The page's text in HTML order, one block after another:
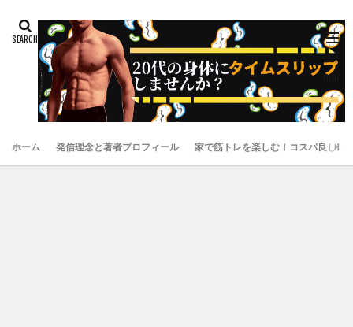
ホーム 発信理念と著者プロフィール 家で筋トレを楽しむ！コスパ良しお